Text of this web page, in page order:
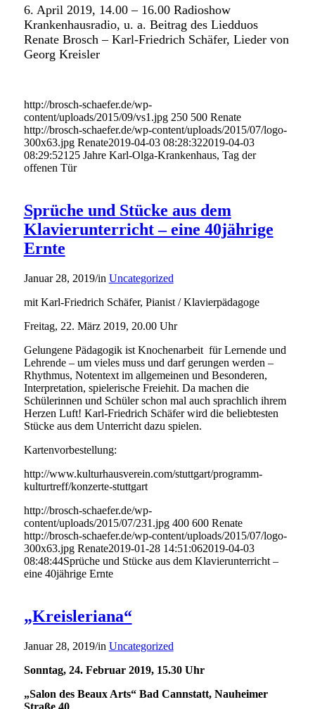
6. April 2019, 14.00 – 16.00 Radioshow
Krankenhausradio, u. a. Beitrag des Liedduos
Renate Brosch – Karl-Friedrich Schäfer, Lieder von
Georg Kreisler
http://brosch-schaefer.de/wp-
content/uploads/2015/09/vs1.jpg 250 500 Renate
http://brosch-schaefer.de/wp-content/uploads/2015/07/logo-
300x63.jpg Renate2019-04-03 08:28:322019-04-03
08:29:52125 Jahre Karl-Olga-Krankenhaus, Tag der
offenen Tür
Sprüche und Stücke aus dem
Klavierunterricht – eine 40jährige
Ernte
Januar 28, 2019/in Uncategorized
mit Karl-Friedrich Schäfer, Pianist / Klavierpädagoge
Freitag, 22. März 2019, 20.00 Uhr
Gelungene Pädagogik ist Knochenarbeit für Lernende und
Lehrende – um vieles muss und darf gerungen werden –
Rhythmus, Notentext im allgemeinen und Besonderen,
Interpretation, spielerische Freiehit. Da machen die
Schülerinnen und Schüler schon mal auch sprachlich ihrem
Herzen Luft! Karl-Friedrich Schäfer wird die beliebtesten
Stücke aus dem Unterricht dazu spielen.
Kartenvorbestellung:
http://www.kulturhausverein.com/stuttgart/programm-
kulturtreff/konzerte-stuttgart
http://brosch-schaefer.de/wp-
content/uploads/2015/07/231.jpg 400 600 Renate
http://brosch-schaefer.de/wp-content/uploads/2015/07/logo-
300x63.jpg Renate2019-01-28 14:51:062019-04-03
08:48:44Sprüche und Stücke aus dem Klavierunterricht –
eine 40jährige Ernte
„Kreisleriana“
Januar 28, 2019/in Uncategorized
Sonntag, 24. Februar 2019, 15.30 Uhr
„Salon des Beaux Arts“ Bad Cannstatt, Nauheimer
Straße 40